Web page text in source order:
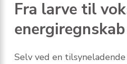
Fra larve til
energiregnskab
Selv ved en